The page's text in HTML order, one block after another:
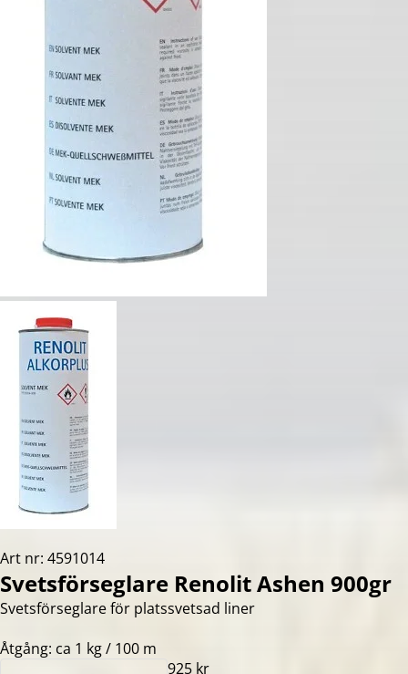
Art nr: 4591014
Svetsförseglare Renolit Ashen 900gr
Svetsförseglare för platssvetsad liner
Åtgång: ca 1 kg / 100 m
925 kr